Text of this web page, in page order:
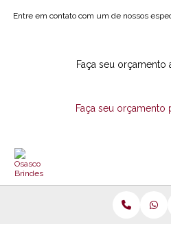
Entre em contato com um de nossos
Faça seu orçamento
Faça seu orçamento